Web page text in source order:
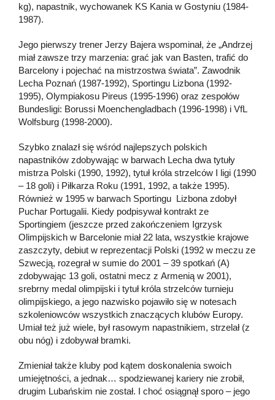
kg), napastnik, wychowanek KS Kania w Gostyniu (1984-
1987).
Jego pierwszy trener Jerzy Bajera wspominał, że „Andrzej
miał zawsze trzy marzenia: grać jak van Basten, trafić do
Barcelony i pojechać na mistrzostwa świata”. Zawodnik
Lecha Poznań (1987-1992), Sportingu Lizbona (1992-
1995), Olympiakosu Pireus (1995-1996) oraz zespołów
Bundesligi: Borussi Moenchengladbach (1996-1998) i VfL
Wolfsburg (1998-2000).
Szybko znalazł się wśród najlepszych polskich
napastników zdobywając w barwach Lecha dwa tytuły
mistrza Polski (1990, 1992), tytuł króla strzelców I ligi (1990
– 18 goli) i Piłkarza Roku (1991, 1992, a także 1995).
Również w 1995 w barwach Sportingu Lizbona zdobył
Puchar Portugalii. Kiedy podpisywał kontrakt ze
Sportingiem (jeszcze przed zakończeniem Igrzysk
Olimpijskich w Barcelonie miał 22 lata, wszystkie krajowe
zaszczyty, debiut w reprezentacji Polski (1992 w meczu ze
Szwecją, rozegrał w sumie do 2001 – 39 spotkań (A)
zdobywając 13 goli, ostatni mecz z Armenią w 2001),
srebrny medal olimpijski i tytuł króla strzelców turnieju
olimpijskiego, a jego nazwisko pojawiło się w notesach
szkoleniowców wszystkich znaczących klubów Europy.
Umiał też już wiele, był rasowym napastnikiem, strzelał (z
obu nóg) i zdobywał bramki.
Zmieniał także kluby pod kątem doskonalenia swoich
umiejętności, a jednak… spodziewanej kariery nie zrobił,
drugim Lubańskim nie został. I choć osiągnął sporo – jego